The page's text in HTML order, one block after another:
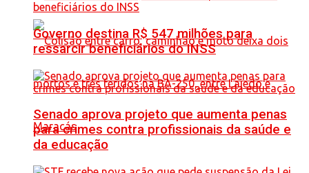
Governo destina R$ 547 milhões para
ressarcir beneficiários do INSS
Senado aprova projeto que aumenta penas
para crimes contra profissionais da saúde e
da educação